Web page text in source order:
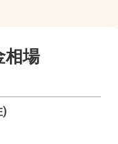
相場
)